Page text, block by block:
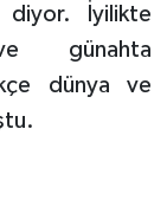
diyor. İyilikte
günahta
dünya ve